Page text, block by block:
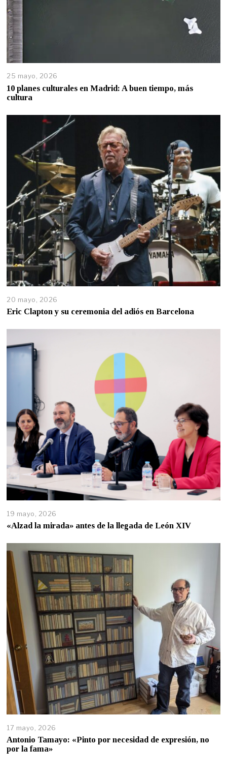
25 mayo, 2026
10 planes culturales en Madrid: A buen tiempo, más
cultura
20 mayo, 2026
Eric Clapton y su ceremonia del adiós en Barcelona
19 mayo, 2026
«Alzad la mirada» antes de la llegada de León XIV
17 mayo, 2026
Antonio Tamayo: «Pinto por necesidad de expresión, no
por la fama»